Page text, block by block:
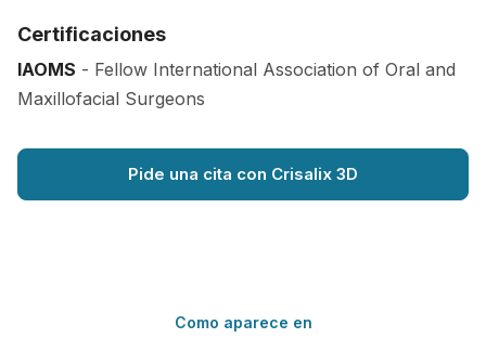
Certificaciones
IAOMS - Fellow International Association of Oral and
Maxillofacial Surgeons
Pide una cita con Crisalix 3D
Como aparece en